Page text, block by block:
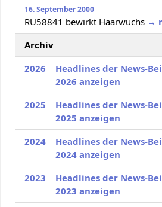
16. September 2000
RU58841 bewirkt Haarwuchs →
Archiv
2026
Headlines der News-
2026 anzeigen
2025
Headlines der News-
2025 anzeigen
2024
Headlines der News-
2024 anzeigen
2023
Headlines der News-
2023 anzeigen